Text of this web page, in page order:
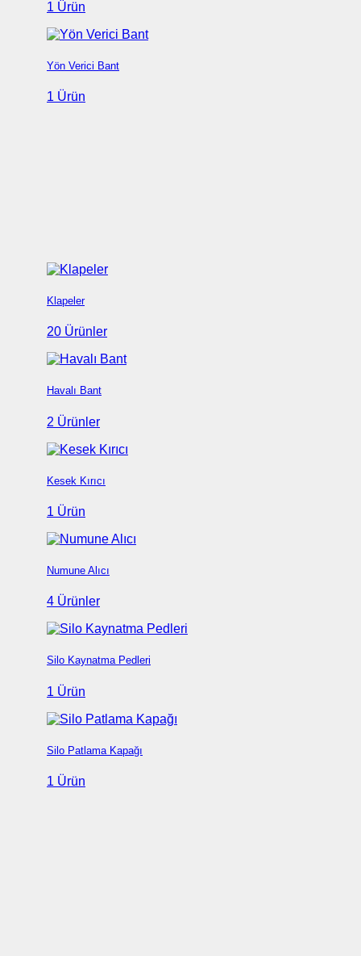
1 Ürün
Yön Verici Bant
1 Ürün
Klapeler
20 Ürünler
Havalı Bant
2 Ürünler
Kesek Kırıcı
1 Ürün
Numune Alıcı
4 Ürünler
Silo Kaynatma Pedleri
1 Ürün
Silo Patlama Kapağı
1 Ürün